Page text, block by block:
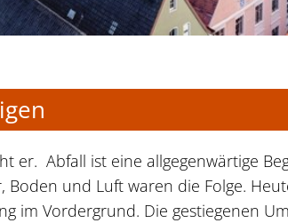
Abfall ist eine allgegenwärtige
und Luft waren die Folge.
im Vordergrund. Die gestiegenen